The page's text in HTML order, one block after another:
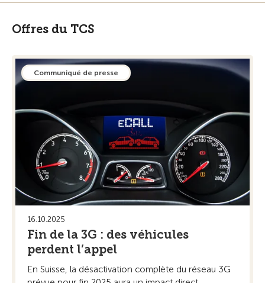
Offres du TCS
Communiqué de presse
16.10.2025
Fin de la 3G : des véhicules
perdent l’appel
En Suisse, la désactivation complète du réseau 3G